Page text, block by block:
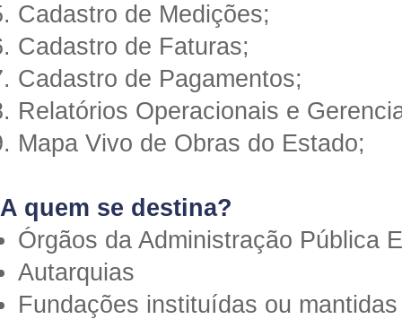
Cadastro de Medições;
Cadastro de Faturas;
Cadastro de Pagamentos;
Relatórios Operacionais e
Mapa Vivo de Obras do Estado;
A quem se destina?
Órgãos da Administração Pública
Autarquias
Fundações instituídas ou